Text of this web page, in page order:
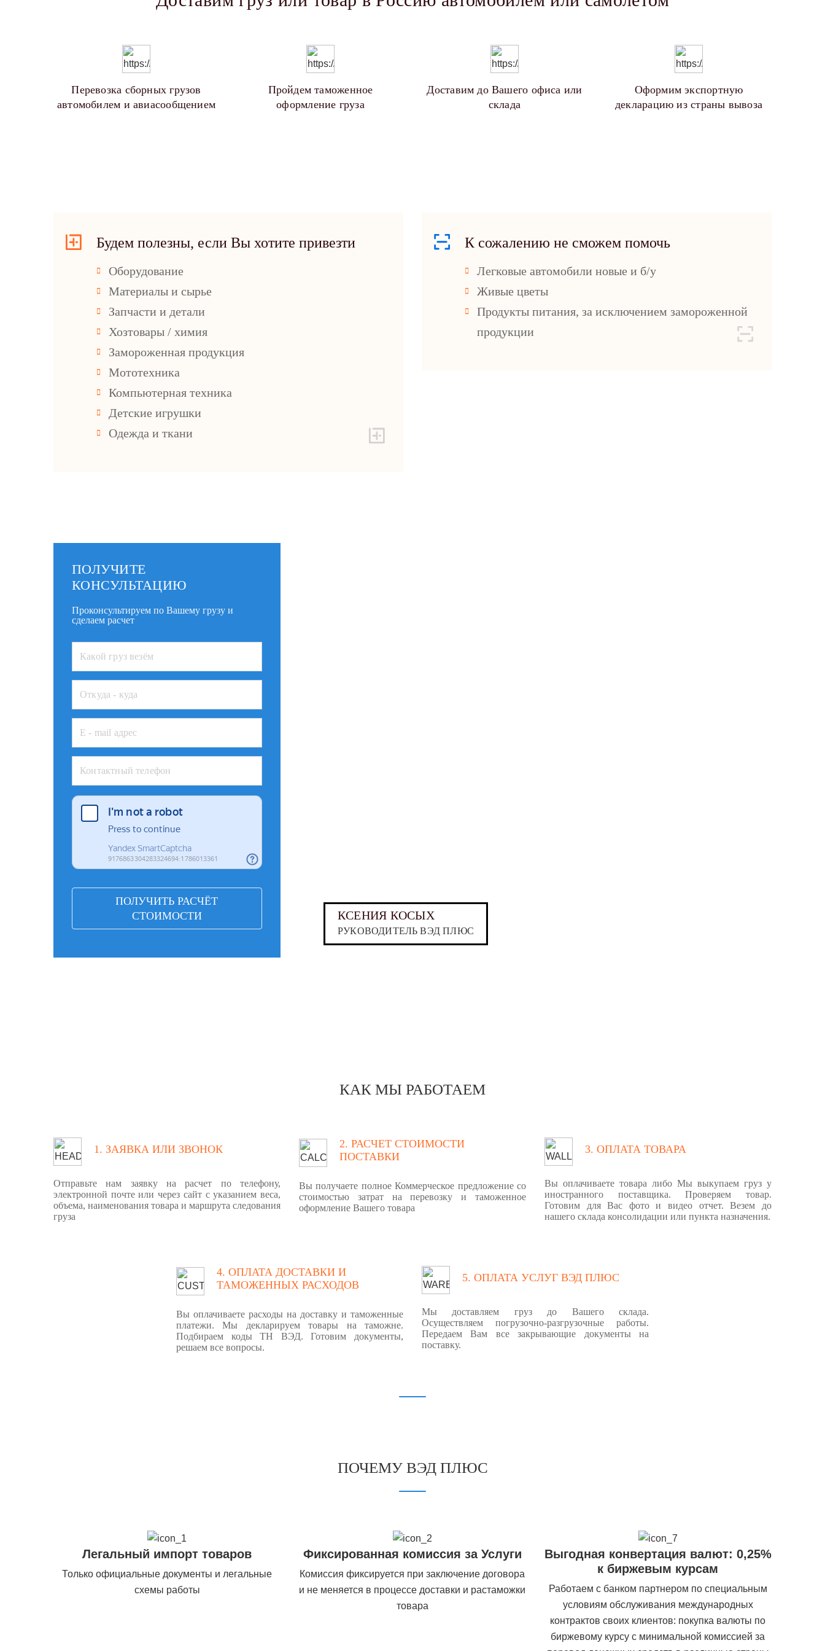
Перевозка сборных грузов
автомобилем и авиасообщением
Пройдем таможенное
оформление груза
Доставим до Вашего офиса или
склада
Оформим экспортную
декларацию из страны вывоза
Будем полезны, если Вы хотите привезти
Оборудование
Материалы и сырье
Запчасти и детали
Хозтовары / химия
Замороженная продукция
Мототехника
Компьютерная техника
Детские игрушки
Одежда и ткани
К сожалению не сможем помочь
Легковые автомобили новые и б/у
Живые цветы
Продукты питания, за исключением замороженной
продукции
ПОЛУЧИТЕ
КОНСУЛЬТАЦИЮ
Проконсультируем по Вашему грузу и
сделаем расчет
ПОЛУЧИТЬ РАСЧЁТ
СТОИМОСТИ
КСЕНИЯ КОСЫХ
РУКОВОДИТЕЛЬ ВЭД ПЛЮС
КАК МЫ РАБОТАЕМ
1. ЗАЯВКА ИЛИ ЗВОНОК
Отправьте нам заявку на расчет по телефону,
электронной почте или через сайт с указанием веса,
объема, наименования товара и маршрута следования
груза
2. РАСЧЕТ СТОИМОСТИ
ПОСТАВКИ
Вы получаете полное Коммерческое предложение со
стоимостью затрат на перевозку и таможенное
оформление Вашего товара
3. ОПЛАТА ТОВАРА
Вы оплачиваете товара либо Мы выкупаем груз у
иностранного поставщика. Проверяем товар.
Готовим для Вас фото и видео отчет. Везем до
нашего склада консолидации или пункта назначения.
4. ОПЛАТА ДОСТАВКИ И
ТАМОЖЕННЫХ РАСХОДОВ
Вы оплачиваете расходы на доставку и таможенные
платежи. Мы декларируем товары на таможне.
Подбираем коды ТН ВЭД. Готовим документы,
решаем все вопросы.
5. ОПЛАТА УСЛУГ ВЭД ПЛЮС
Мы доставляем груз до Вашего склада.
Осуществляем погрузочно-разгрузочные работы.
Передаем Вам все закрывающие документы на
поставку.
ПОЧЕМУ ВЭД ПЛЮС
Легальный импорт товаров
Только официальные документы и легальные
схемы работы
Фиксированная комиссия за Услуги
Комиссия фиксируется при заключение договора
и не меняется в процессе доставки и растаможки
товара
Выгодная конвертация валют: 0,25%
к биржевым курсам
Работаем с банком партнером по специальным
условиям обслуживания международных
контрактов своих клиентов: покупка валюты по
биржевому курсу с минимальной комиссией за